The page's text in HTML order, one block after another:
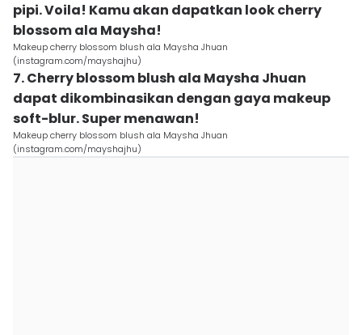
pipi. Voila! Kamu akan dapatkan look cherry
blossom ala Maysha!
Makeup cherry blossom blush ala Maysha Jhuan
(instagram.com/mayshajhu)
7. Cherry blossom blush ala Maysha Jhuan
dapat dikombinasikan dengan gaya makeup
soft-blur. Super menawan!
Makeup cherry blossom blush ala Maysha Jhuan
(instagram.com/mayshajhu)